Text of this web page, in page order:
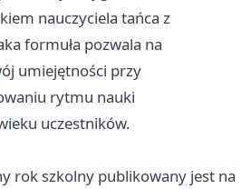
nauczyciela tańca z
formuła pozwala na
umiejętności przy
rytmu nauki
uczestników.
rok szkolny publikowany jest na